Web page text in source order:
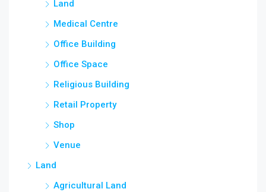
Land
Medical Centre
Office Building
Office Space
Religious Building
Retail Property
Shop
Venue
Land
Agricultural Land